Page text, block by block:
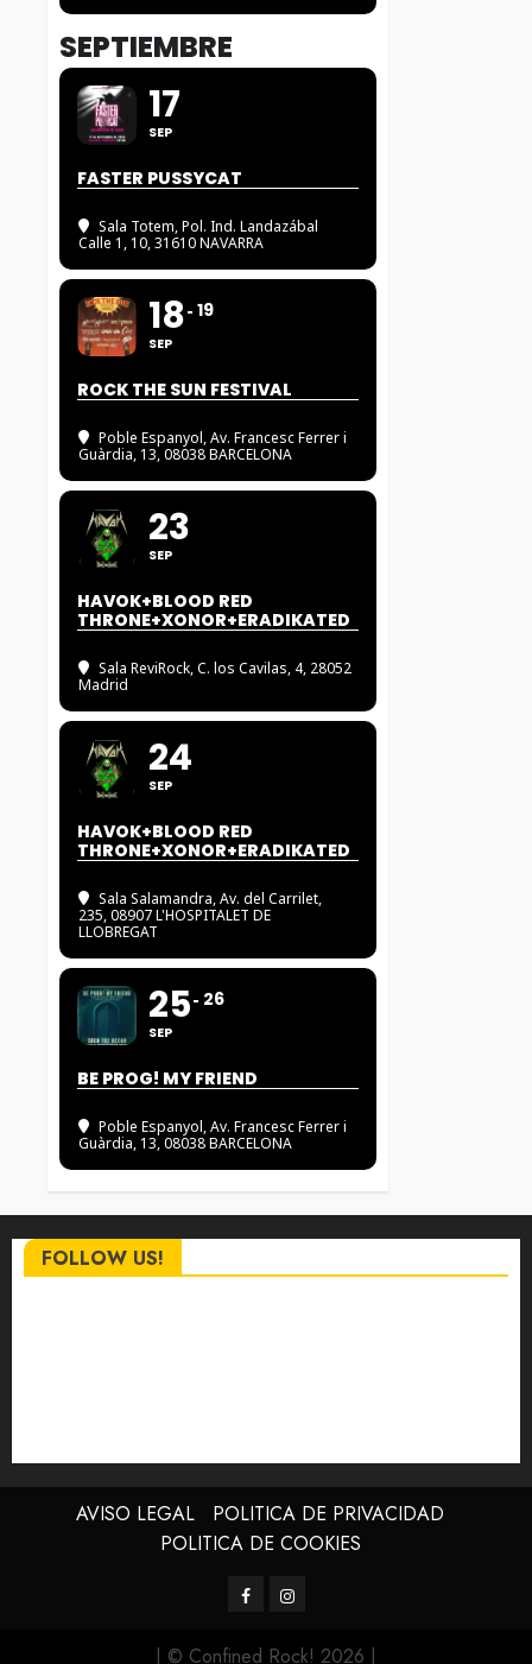
SEPTIEMBRE
17
SEP
FASTER PUSSYCAT
Sala Totem, Pol. Ind. Landazábal
Calle 1, 10, 31610 NAVARRA
18
SEP
19
ROCK THE SUN FESTIVAL
Poble Espanyol, Av. Francesc Ferrer i
Guàrdia, 13, 08038 BARCELONA
23
SEP
HAVOK+BLOOD RED
THRONE+XONOR+ERADIKATED
Sala ReviRock, C. los Cavilas, 4, 28052
Madrid
24
SEP
HAVOK+BLOOD RED
THRONE+XONOR+ERADIKATED
Sala Salamandra, Av. del Carrilet,
235, 08907 L'HOSPITALET DE
LLOBREGAT
25
SEP
26
BE PROG! MY FRIEND
Poble Espanyol, Av. Francesc Ferrer i
Guàrdia, 13, 08038 BARCELONA
FOLLOW US!
AVISO LEGAL
POLITICA DE PRIVACIDAD
POLITICA DE COOKIES
FacebookInstagram
| © Confined Rock! 2026 |